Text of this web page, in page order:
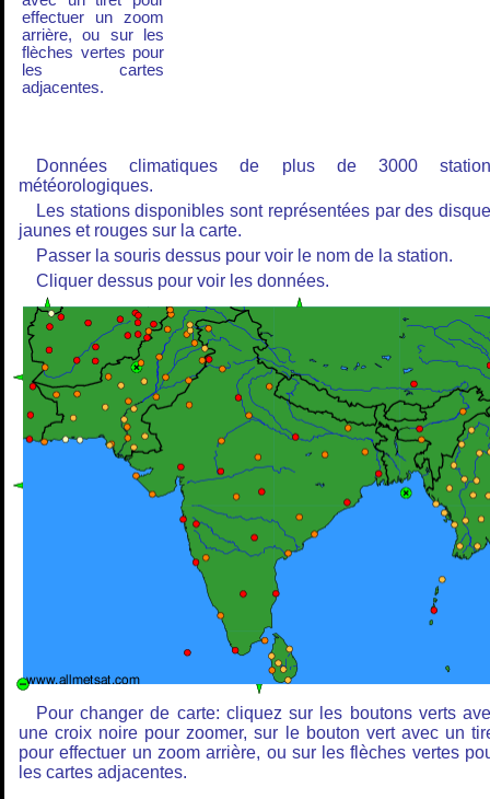
effectuer un zoom
arrière, ou sur les
flèches vertes pour
les cartes
adjacentes.
Données climatiques de plus de 3000
météorologiques.
Les stations disponibles sont représentées par des
jaunes et rouges sur la carte.
Passer la souris dessus pour voir le nom de la station.
Cliquer dessus pour voir les données.
Pour changer de carte: cliquez sur les boutons verts
une croix noire pour zoomer, sur le bouton vert avec un
pour effectuer un zoom arrière, ou sur les flèches vertes
les cartes adjacentes.